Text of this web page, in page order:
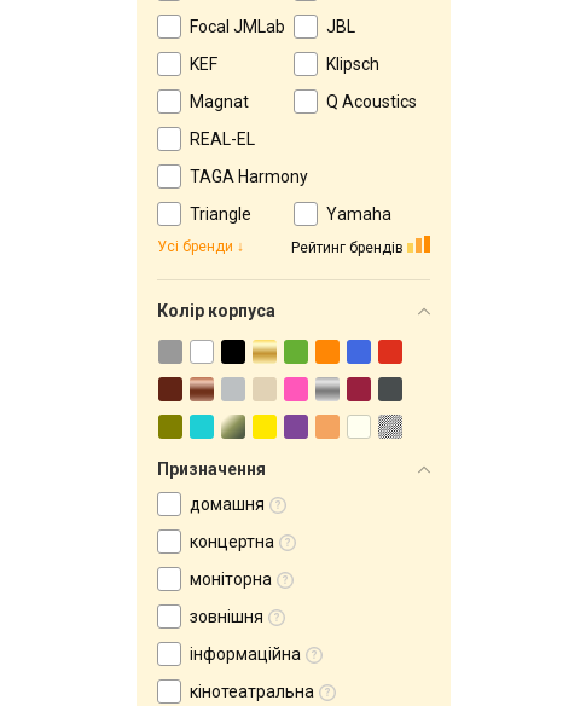
Focal JMLab
JBL
KEF
Klipsch
Magnat
Q Acoustics
REAL-EL
TAGA Harmony
Triangle
Yamaha
Рейтинг брендів
Усі бренди
Колір корпуса
Призначення
домашня
концертна
моніторна
зовнішня
інформаційна
кінотеатральна